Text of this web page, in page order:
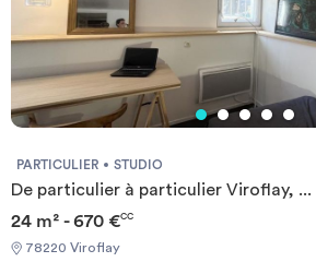
PARTICULIER STUDIO
De particulier à particulier Viroflay, ...
24 m² - 670 €CC
78220 Viroflay